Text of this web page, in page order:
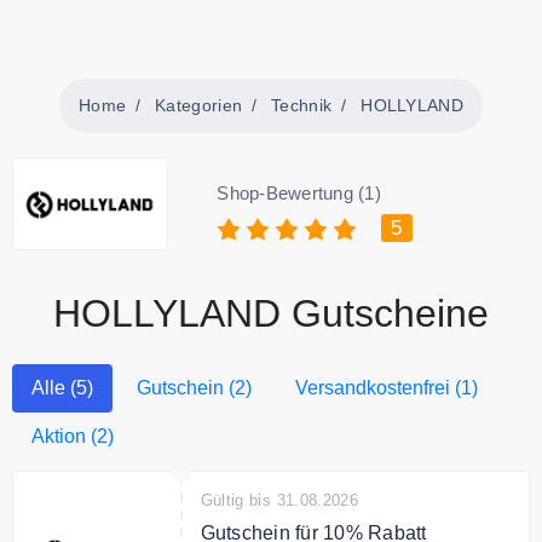
Home Kategorien Technik HOLLYLAND
Shop-Bewertung (1)
5
HOLLYLAND Gutscheine
Alle (5) Gutschein (2) Versandkostenfrei (1)
Aktion (2)
Gültig bis 31.08.2026
Gutschein für 10% Rabatt